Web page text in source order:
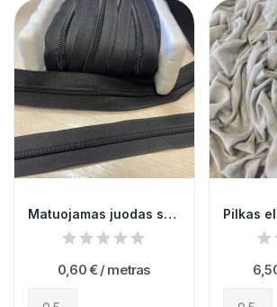
Matuojamas juodas spiralinis užtrauktukas 5nr....
0,60 € / metras